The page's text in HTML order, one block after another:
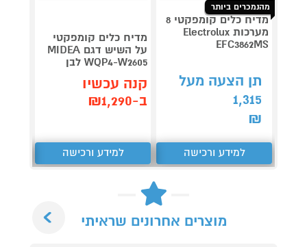
מהנמכרים ביותר
מדיח כלים קומפקטי 8
מערכות Electrolux
EFC3862MS
תן הצעה מעל
1,315
₪
למידע ורכישה
מדיח כלים קומפקטי
על השיש דגם MIDEA
WQP4-W2605 לבן
קנה עכשיו
ב-₪1,290
למידע ורכישה
מוצרים אחרונים שראיתי